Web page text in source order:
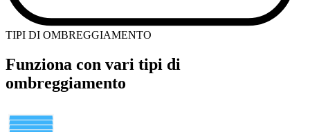
TIPI DI OMBREGGIAMENTO
Funziona con vari tipi di
ombreggiamento